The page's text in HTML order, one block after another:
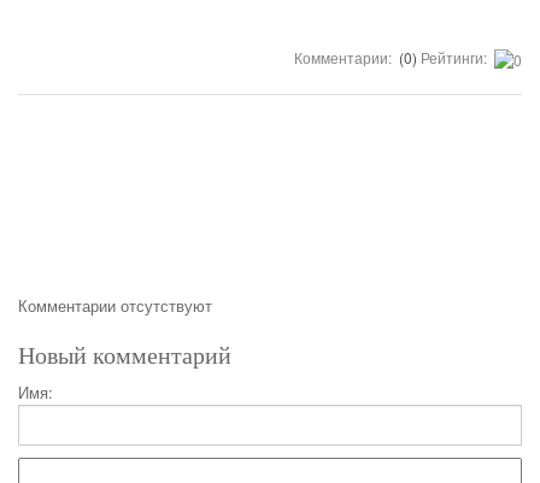
Комментарии: (0) Рейтинги:
Комментарии отсутствуют
Новый комментарий
Имя: